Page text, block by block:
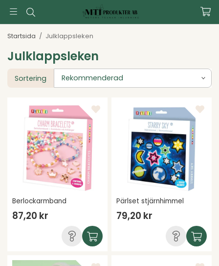
Startsida / Julklappsleken
Julklappsleken
Sortering
Berlockarmband
87,20 kr
Pärlset stjärnhimmel
79,20 kr